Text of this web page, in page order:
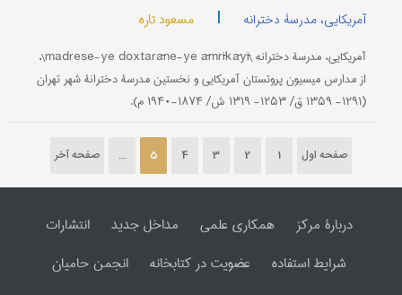
آمریکایی، مدرسۀ دخترانه | مسعود تاره
آمریکایی، مدرسۀ دخترانه \madrese-ye doxtarāne-ye āmrīkāyī\،
از مدارس میسیون پروتستان آمریکایی و نخستین مدرسۀ دخترانۀ شهر تهران
(۱۲۹۱- ۱۳۵۹ ق/ ۱۲۵۳- ۱۳۱۹ ش/ ۱۸۷۴-۱۹۴۰ م).
صفحه اول 1
2
3
4
5
... صفحه آخر
دربارۀ مرکز همکاری علمی مداخل جدید
انتشارات
شرایط استفاده
عضویت در کتابخانه
انجمن حامیان